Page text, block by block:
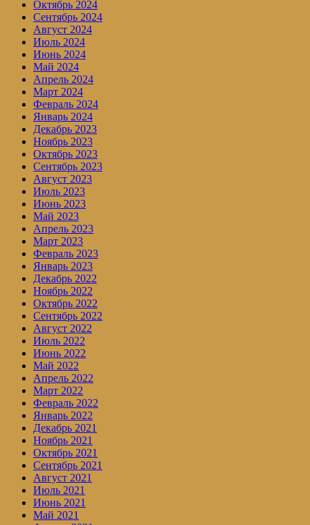
Октябрь 2024
Сентябрь 2024
Август 2024
Июль 2024
Июнь 2024
Май 2024
Апрель 2024
Март 2024
Февраль 2024
Январь 2024
Декабрь 2023
Ноябрь 2023
Октябрь 2023
Сентябрь 2023
Август 2023
Июль 2023
Июнь 2023
Май 2023
Апрель 2023
Март 2023
Февраль 2023
Январь 2023
Декабрь 2022
Ноябрь 2022
Октябрь 2022
Сентябрь 2022
Август 2022
Июль 2022
Июнь 2022
Май 2022
Апрель 2022
Март 2022
Февраль 2022
Январь 2022
Декабрь 2021
Ноябрь 2021
Октябрь 2021
Сентябрь 2021
Август 2021
Июль 2021
Июнь 2021
Май 2021